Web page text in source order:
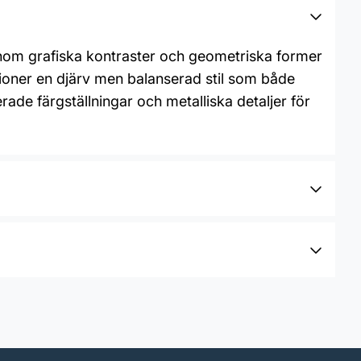
grafiska kontraster och geometriska former
en djärv men balanserad stil som både
färgställningar och metalliska detaljer för